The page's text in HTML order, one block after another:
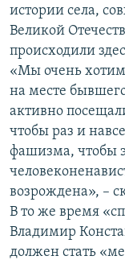
истории села,
Великой
происходили
«Мы очень
на месте
активно
чтобы раз и
фашизма, чтобы
возрождена», –
В то же время
Владимир
должен стать